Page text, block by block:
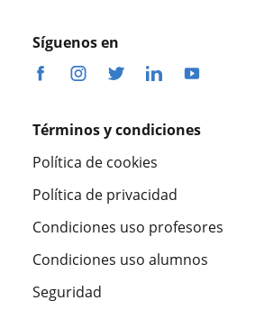
Síguenos en
Términos y condiciones
Política de cookies
Política de privacidad
Condiciones uso profesores
Condiciones uso alumnos
Seguridad